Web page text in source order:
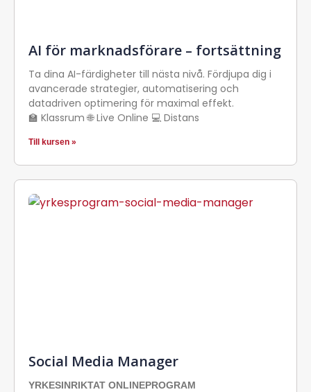
AI för marknadsförare – fortsättning
Ta dina AI-färdigheter till nästa nivå. Fördjupa dig i
avancerade strategier, automatisering och
datadriven optimering för maximal effekt.
🏫 Klassrum 🌐 Live Online 💻 Distans
Till kursen »
Social Media Manager
YRKESINRIKTAT ONLINEPROGRAM